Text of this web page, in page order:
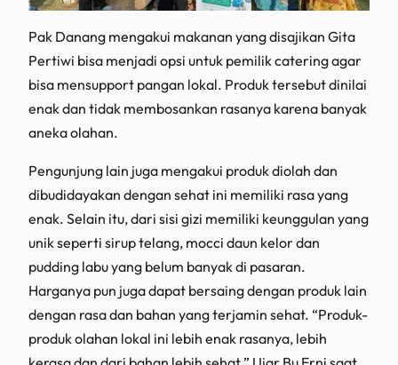
Pak Danang mengakui makanan yang disajikan Gita
Pertiwi bisa menjadi opsi untuk pemilik catering agar
bisa mensupport pangan lokal. Produk tersebut dinilai
enak dan tidak membosankan rasanya karena banyak
aneka olahan.
Pengunjung lain juga mengakui produk diolah dan
dibudidayakan dengan sehat ini memiliki rasa yang
enak. Selain itu, dari sisi gizi memiliki keunggulan yang
unik seperti sirup telang, mocci daun kelor dan
pudding labu yang belum banyak di pasaran.
Harganya pun juga dapat bersaing dengan produk lain
dengan rasa dan bahan yang terjamin sehat. “Produk-
produk olahan lokal ini lebih enak rasanya, lebih